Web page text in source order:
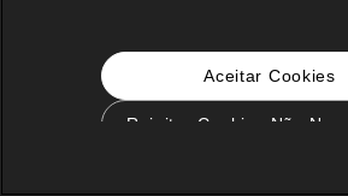
Aceitar Cookies
Rejeitar Cookies Não